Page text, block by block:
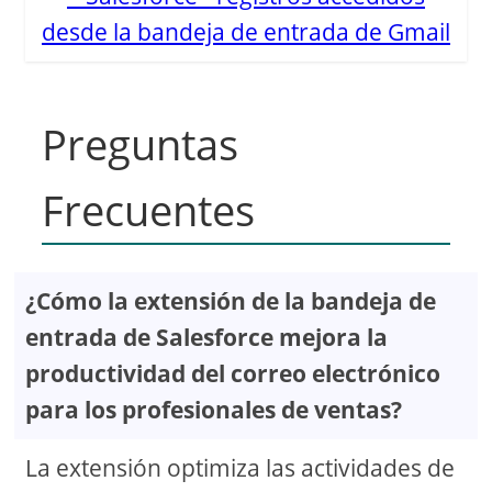
desde la bandeja de entrada de Gmail
Preguntas
Frecuentes
¿Cómo la extensión de la bandeja de
entrada de Salesforce mejora la
productividad del correo electrónico
para los profesionales de ventas?
La extensión optimiza las actividades de